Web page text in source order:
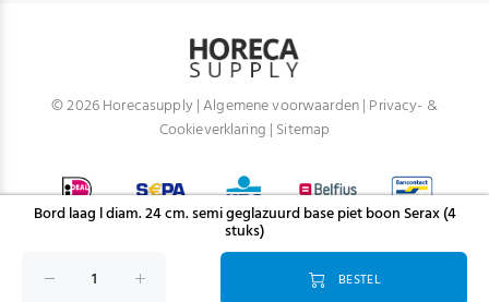
Bord laag l diam. 24 cm. semi geglazuurd base piet boon Serax (4
stuks)
BESTEL
© 2026 Horecasupply |Algemene voorwaarden| Privacy- &
Cookieverklaring | Sitemap